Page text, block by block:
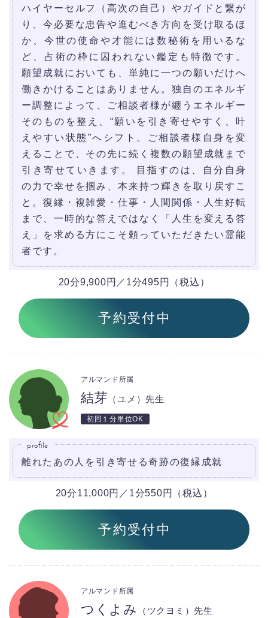
ハイヤーセルフ（高次の自己）やガイドと繋が
り、今必要な忠告や進むべき方向を受け取るほ
か、今世の使命や才能には数秘術を用いるな
ど、占術の枠に囚われない鑑定も特徴です。
願望成就においても、単純に一つの願いだけへ
働きかけることはありません。独自のエネルギ
ー調整によって、ご相談者様が纏うエネルギー
そのものを整え、“願いを引き寄せやすく、叶
えやすい状態”へシフト。ご相談者様自身を変
えることで、その先に続く複数の願望成就まで
引き寄せていきます。 目指すのは、自分自身
の力で幸せを掴み、本来持つ輝きを取り戻すこ
と。復縁・複雑愛・仕事・人間関係・人生好転
まで、一時的な答えではなく「人生を変える答
え」を求める方にこそ頼っていただきたい霊能
者です。
20分9,900円／1分495円（税込）
予約受付中
結芽 （ユメ）先生
アルマンド所属
初回１分単位OK
profile
離れたあの人を引き寄せる奇跡の復縁成就
20分11,000円／1分550円（税込）
予約受付中
つくよみ （ツクヨミ）先生
アルマンド所属